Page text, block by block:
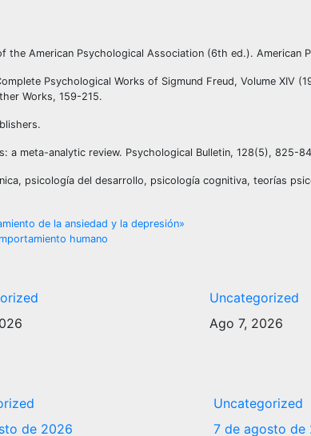
the American Psychological Association (6th ed.). American
Psychological Works of Sigmund Freud, Volume XIV
Works, 159-215.
a meta-analytic review. Psychological Bulletin, 128(5), 825-
psicología del desarrollo, psicología cognitiva, teorías
de la ansiedad y la depresión»
humano
Uncategorized
Ago 7, 2026
de 2026
Uncategorized
7 de agosto de